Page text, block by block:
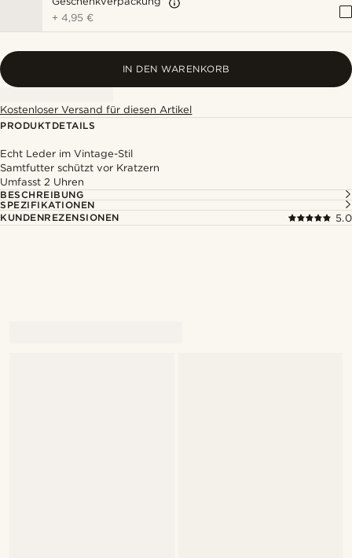
+4,95 €
IN DEN WARENKORB
Kostenloser Versand für diesen Artikel
PRODUKTDETAILS
Echt Leder im Vintage-Stil
Samtfutter schützt vor Kratzern
Umfasst 2 Uhren
BESCHREIBUNG
SPEZIFIKATIONEN
KUNDENREZENSIONEN
5.0